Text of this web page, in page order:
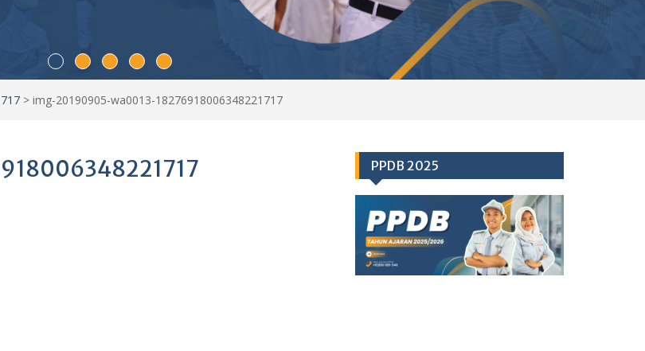
> img-20190905-wa0013-18276918006348221717
PPDB 2025